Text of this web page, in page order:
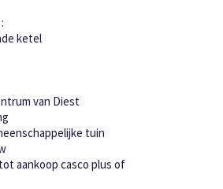
ketel
van Diest
tuin
aankoop casco plus of